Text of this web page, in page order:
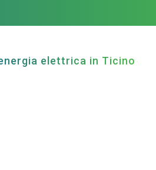
elettrica in Ticino